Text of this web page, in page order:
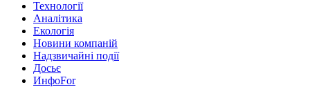
Технології
Аналітика
Екологія
Новини компаній
Надзвичайні події
Досьє
ИнфоFor